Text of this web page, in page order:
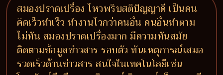
สมองปราดเปรื่อง ไหวพริบสติปัญญาดี เป็นคน
คิดเร็วทำเร็ว ทำงานไวกว่าคนอื่น คนอื่นทำตาม
ไม่ทัน สมองปราดเปรื่องมาก มีความทันสมัย
ติดตามข้อมูลข่าวสาร รอบตัว ทันเหตุการณ์เสมอ
รวดเร็วด้านข่าวสาร สนใจในเทคโนโลยีเช่น